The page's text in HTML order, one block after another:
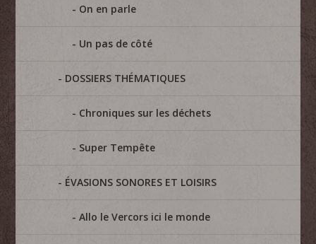
On en parle
Un pas de côté
DOSSIERS THÉMATIQUES
Chroniques sur les déchets
Super Tempête
ÉVASIONS SONORES ET LOISIRS
Allo le Vercors ici le monde